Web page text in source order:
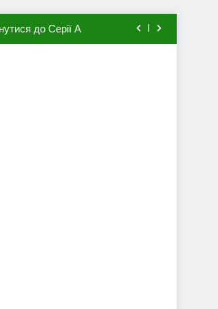
до Серії А